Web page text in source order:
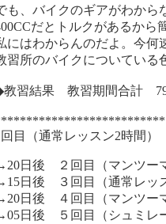
も、バイクのギアがわから
だとトルクがあるから
にはわからんのだよ。今何
習所のバイクについている
教習結果 教習期間合計
目（通常レッスン2時間）
日後 ２回目（マンツー
日後 ３回目（通常レッ
日後 ４回目（マンツー
日後 ５回目（シュミレ